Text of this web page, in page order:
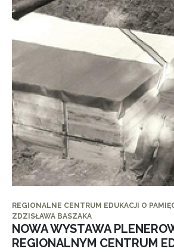
REGIONALNE CENTRUM EDUKACJI O
ZDZISŁAWA BASZAKA
NOWA WYSTAWA
REGIONALNYM CENTRUM